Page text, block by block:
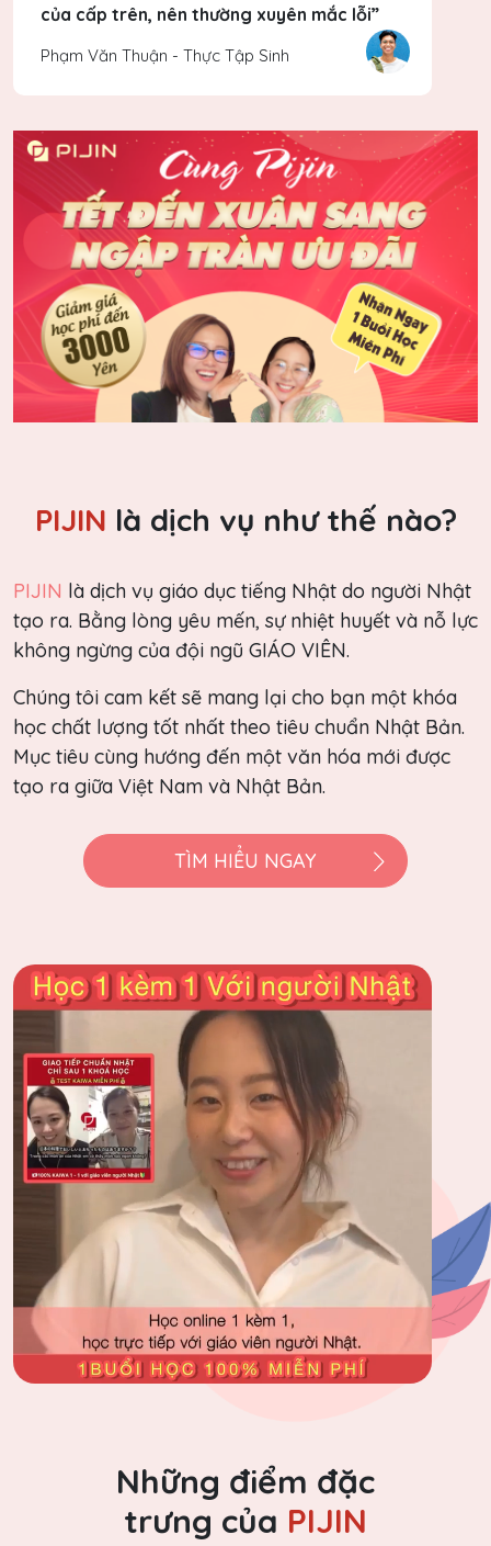
của cấp trên, nên thường xuyên mắc lỗi”
Phạm Văn Thuận - Thực Tập Sinh
PIJIN là dịch vụ như thế nào?
PIJIN là dịch vụ giáo dục tiếng Nhật do người Nhật
tạo ra. Bằng lòng yêu mến, sự nhiệt huyết và nỗ lực
không ngừng của đội ngũ GIÁO VIÊN.
Chúng tôi cam kết sẽ mang lại cho bạn một khóa
học chất lượng tốt nhất theo tiêu chuẩn Nhật Bản.
Mục tiêu cùng hướng đến một văn hóa mới được
tạo ra giữa Việt Nam và Nhật Bản.
TÌM HIỂU NGAY
Những điểm đặc
trưng của PIJIN